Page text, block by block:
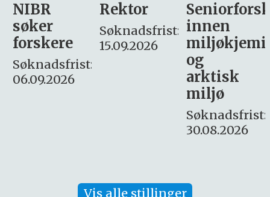
Rektor
Søknadsfrist:
15.09.2026
Seniorforsker
innen
miljøkjemi
søker
– fast
Søknadsfrist:
16. august.
Vis alle stillinger